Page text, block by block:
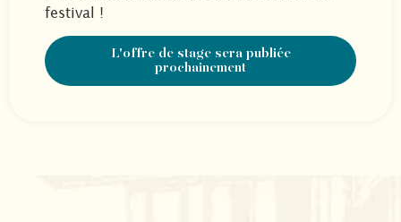
festival !
L'offre de stage sera publiée
prochainement